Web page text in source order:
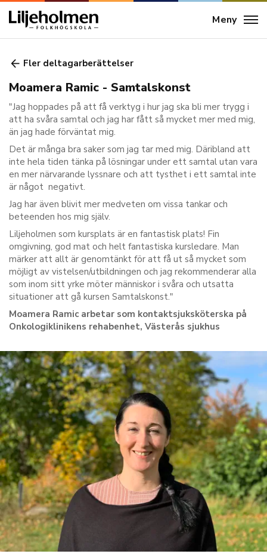
Meny
Fler deltagarberättelser
Moamera Ramic - Samtalskonst
"Jag hoppades på att få verktyg i hur jag ska bli mer trygg i
att ha svåra samtal och jag har fått så mycket mer med mig,
än jag hade förväntat mig.
Det är många bra saker som jag tar med mig. Däribland att
inte hela tiden tänka på lösningar under ett samtal utan vara
en mer närvarande lyssnare och att tysthet i ett samtal inte
är något negativt.
Jag har även blivit mer medveten om vissa tankar och
beteenden hos mig själv.
Liljeholmen som kursplats är en fantastisk plats! Fin
omgivning, god mat och helt fantastiska kursledare. Man
märker att allt är genomtänkt för att få ut så mycket som
möjligt av vistelsen/utbildningen och jag rekommenderar alla
som inom sitt yrke möter människor i svåra och utsatta
situationer att gå kursen Samtalskonst."
Moamera Ramic arbetar som kontaktsjuksköterska på
Onkologiklinikens rehabenhet, Västerås sjukhus